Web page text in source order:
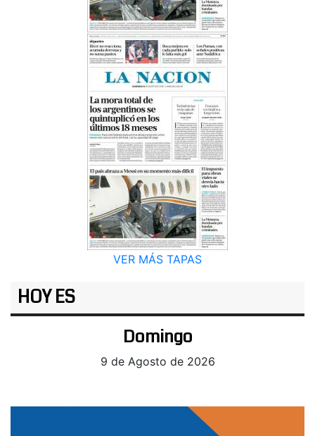
VER MÁS TAPAS
HOY ES
Domingo
9 de Agosto de 2026